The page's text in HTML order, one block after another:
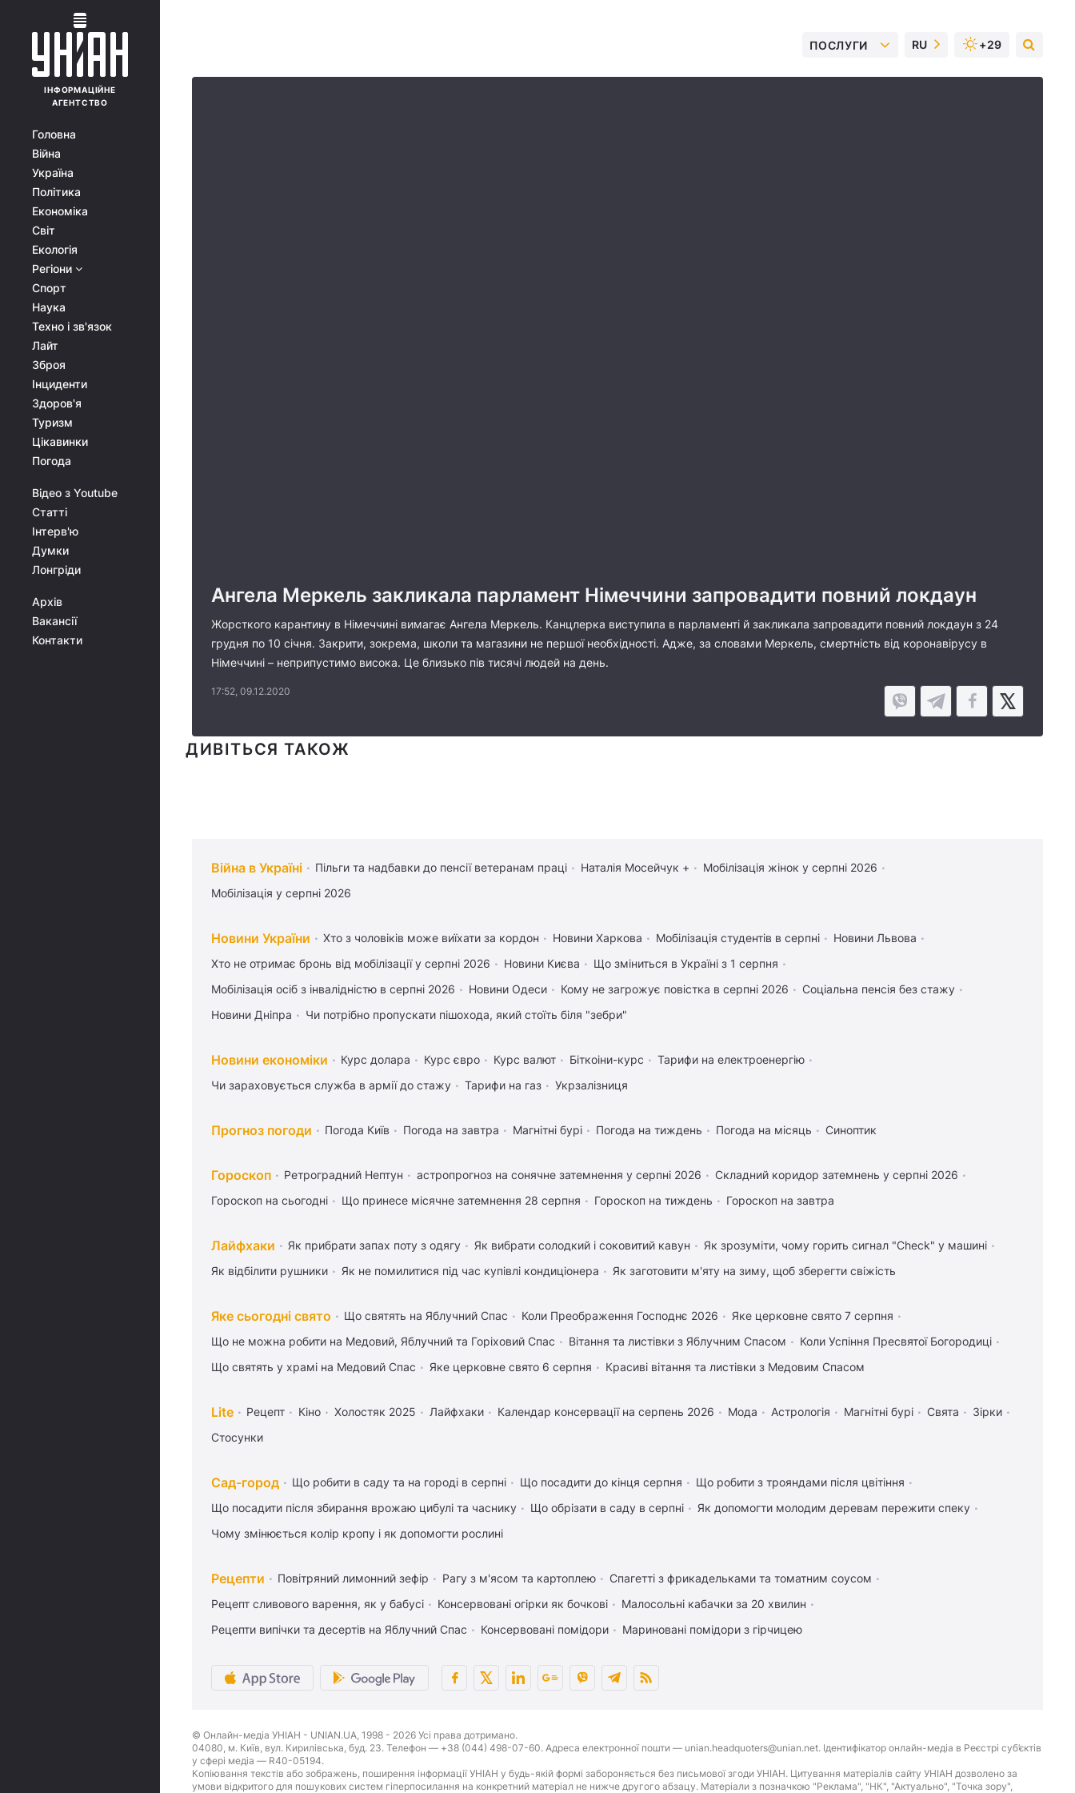
ІНФОРМАЦІЙНЕ
АГЕНТСТВО
Головна
Війна
Україна
Політика
Економіка
Світ
Екологія
Регіони
Спорт
Наука
Техно і зв'язок
Лайт
Зброя
Інциденти
Здоров'я
Туризм
Цікавинки
Погода
Відео з Youtube
Статті
Інтерв'ю
Думки
Лонгріди
Архів
Вакансії
Контакти
ПОСЛУГИ RU +29
Ангела Меркель закликала парламент Німеччини запровадити повний локдаун
Жорсткого карантину в Німеччині вимагає Ангела Меркель. Канцлерка виступила в парламенті й закликала запровадити повний локдаун з 24
грудня по 10 січня. Закрити, зокрема, школи та магазини не першої необхідності. Адже, за словами Меркель, смертність від коронавірусу в
Німеччині – неприпустимо висока. Це близько пів тисячі людей на день.
17:52, 09.12.2020
ДИВІТЬСЯ ТАКОЖ
Війна в Україні Пільги та надбавки до пенсії ветеранам праці Наталія Мосейчук +
Мобілізація жінок у серпні 2026
Мобілізація у серпні 2026
Новини України Хто з чоловіків може виїхати за кордон Новини Харкова Мобілізація студентів в серпні
Новини Львова
Хто не отримає бронь від мобілізації у серпні 2026
Новини Києва
Що зміниться в Україні з 1 серпня
Мобілізація осіб з інвалідністю в серпні 2026
Новини Одеси Кому не загрожує повістка в серпні 2026
Соціальна пенсія без стажу
Новини Дніпра
Чи потрібно пропускати пішохода, який стоїть біля "зебри"
Новини економіки Курс долара Курс євро Курс валют Біткоіни-курс
Тарифи на електроенергію
Чи зараховується служба в армії до стажу
Тарифи на газ Укрзалізниця
Прогноз погоди Погода Київ Погода на завтра Магнітні бурі Погода на тиждень Погода на місяць Синоптик
Гороскоп Ретроградний Нептун астропрогноз на сонячне затемнення у серпні 2026
Складний коридор затемнень у серпні 2026
Гороскоп на сьогодні
Що принесе місячне затемнення 28 серпня Гороскоп на тиждень Гороскоп на завтра
Лайфхаки Як прибрати запах поту з одягу Як вибрати солодкий і соковитий кавун
Як зрозуміти, чому горить сигнал "Check" у машині
Як відбілити рушники
Як не помилитися під час купівлі кондиціонера Як заготовити м'яту на зиму, щоб зберегти свіжість
Яке сьогодні свято Що святять на Яблучний Спас Коли Преображення Господнє 2026
Яке церковне свято 7 серпня
Що не можна робити на Медовий, Яблучний та Горіховий Спас
Вітання та листівки з Яблучним Спасом
Коли Успіння Пресвятої Богородиці
Що святять у храмі на Медовий Спас
Яке церковне свято 6 серпня Красиві вітання та листівки з Медовим Спасом
Lite Рецепт Кіно Холостяк 2025 Лайфхаки Календар консервації на серпень 2026 Мода Астрологія Магнітні бурі Свята
Зірки
Стосунки
Сад-город Що робити в саду та на городі в серпні Що посадити до кінця серпня
Що робити з трояндами після цвітіння
Що посадити після збирання врожаю цибулі та часнику
Що обрізати в саду в серпні
Як допомогти молодим деревам пережити спеку
Чому змінюється колір кропу і як допомогти рослині
Рецепти Повітряний лимонний зефір Рагу з м'ясом та картоплею
Спагетті з фрикадельками та томатним соусом
Рецепт сливового варення, як у бабусі
Консервовані огірки як бочкові
Малосольні кабачки за 20 хвилин
Рецепти випічки та десертів на Яблучний Спас
Консервовані помідори Мариновані помідори з гірчицею
© Онлайн-медіа УНІАН - UNIAN.UA, 1998 - 2026 Усі права дотримано.
04080, м. Київ, вул. Кирилівська, буд. 23. Телефон — +38 (044) 498-07-60. Адреса електронної пошти — unian.headquoters@unian.net. Ідентифікатор онлайн-медіа в Реєстрі суб’єктів
у сфері медіа — R40-05194.
Копіювання текстів або зображень, поширення інформації УНІАН у будь-якій формі забороняється без письмової згоди УНІАН. Цитування матеріалів сайту УНІАН дозволено за
умови відкритого для пошукових систем гіперпосилання на конкретний матеріал не нижче другого абзацу. Матеріали з позначкою "Реклама", "НК", "Актуально", "Точка зору",